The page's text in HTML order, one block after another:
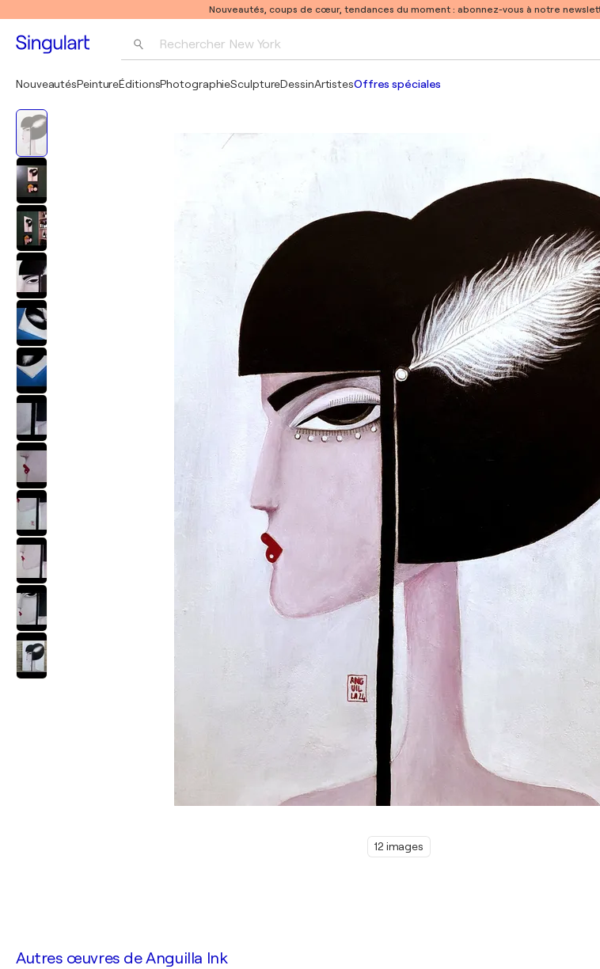
Nouveautés, coups de cœur, tendances du moment : abonnez-vous à notre
Rechercher New York
Pablo Picasso
NouveautésPeintureÉditionsPhotographieSculptureDessinArtistesOffres spéciales
12 images
Autres œuvres deAnguilla Ink